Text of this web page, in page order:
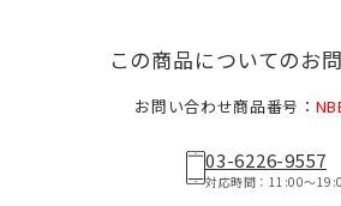
この商品についてのお
お問い合わせ商品番号：
03-6226-9557
対応時間：11:00〜